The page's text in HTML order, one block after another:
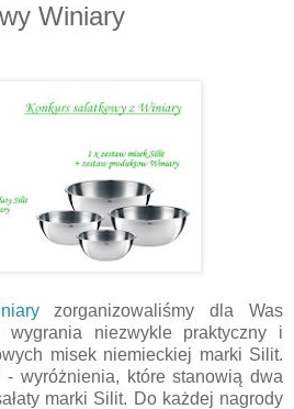
Winiary
zorganizowaliśmy dla Was
niezwykle praktyczny i
misek niemieckiej marki Silit.
wyróżnienia, które stanowią dwa
marki Silit. Do każdej nagrody